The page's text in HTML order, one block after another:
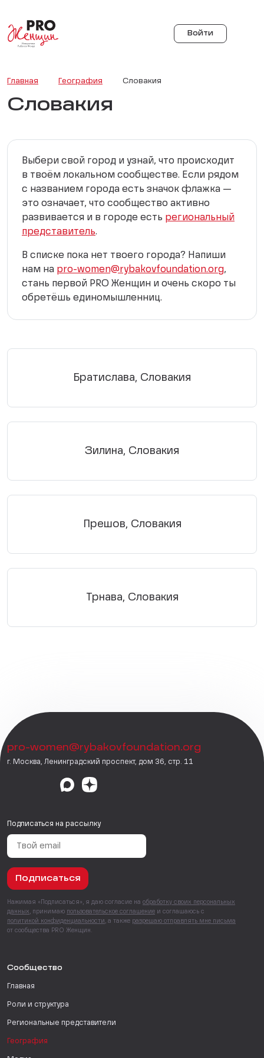
Войти
Главная География Словакия
Словакия
Выбери свой город и узнай, что происходит
в твоём локальном сообществе. Если рядом
с названием города есть значок флажка —
это означает, что сообщество активно
развивается и в городе есть региональный
представитель.
В списке пока нет твоего города? Напиши
нам на pro-women@rybakovfoundation.org,
стань первой PRO Женщин и очень скоро ты
обретёшь единомышленниц.
Братислава, Словакия
Зилина, Словакия
Прешов, Словакия
Трнава, Словакия
pro-women@rybakovfoundation.org
г. Москва, Ленинградский проспект, дом 36, стр. 11
Подписаться на рассылку
Подписаться
Нажимая «Подписаться», я даю согласие на обработку своих персональных
данных , принимаю пользовательское соглашение и соглашаюсь с
политикой конфиденциальности , а также разрешаю отправлять мне письма
от сообщества PRO Женщин.
Сообщество
Главная
Роли и структура
Региональные представители
География